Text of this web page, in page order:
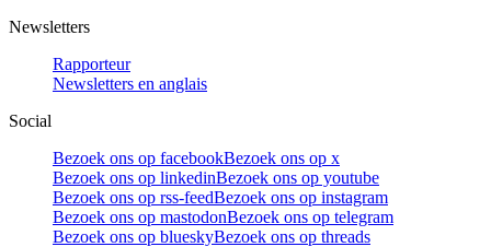
Newsletters
Rapporteur
Newsletters en anglais
Social
Bezoek ons op facebookBezoek ons op x
Bezoek ons op linkedinBezoek ons op youtube
Bezoek ons op rss-feedBezoek ons op instagram
Bezoek ons op mastodonBezoek ons op telegram
Bezoek ons op blueskyBezoek ons op threads